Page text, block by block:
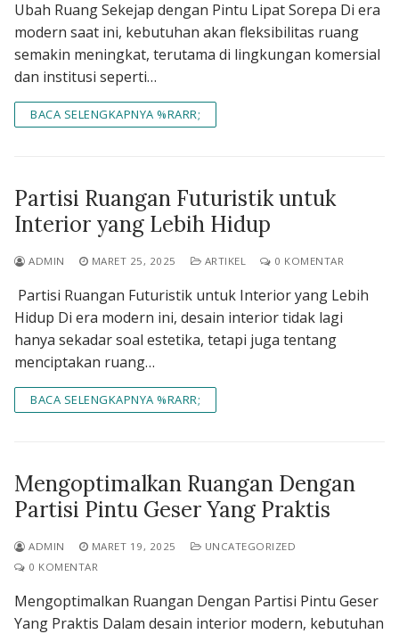
Ubah Ruang Sekejap dengan Pintu Lipat Sorepa Di era
modern saat ini, kebutuhan akan fleksibilitas ruang
semakin meningkat, terutama di lingkungan komersial
dan institusi seperti…
BACA SELENGKAPNYA %RARR;
Partisi Ruangan Futuristik untuk
Interior yang Lebih Hidup
ADMIN MARET 25, 2025 ARTIKEL 0 KOMENTAR
Partisi Ruangan Futuristik untuk Interior yang Lebih
Hidup Di era modern ini, desain interior tidak lagi
hanya sekadar soal estetika, tetapi juga tentang
menciptakan ruang…
BACA SELENGKAPNYA %RARR;
Mengoptimalkan Ruangan Dengan
Partisi Pintu Geser Yang Praktis
ADMIN MARET 19, 2025
UNCATEGORIZED
0 KOMENTAR
Mengoptimalkan Ruangan Dengan Partisi Pintu Geser
Yang Praktis Dalam desain interior modern, kebutuhan